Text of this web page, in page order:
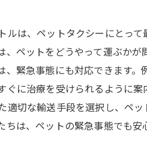
ルは、ペットタクシーにとっ
、ペットをどうやって運ぶか
、緊急事態にも対応できます
ぐに治療を受けられるように
適切な輸送手段を選択し、ペ
ちは、ペットの緊急事態でも